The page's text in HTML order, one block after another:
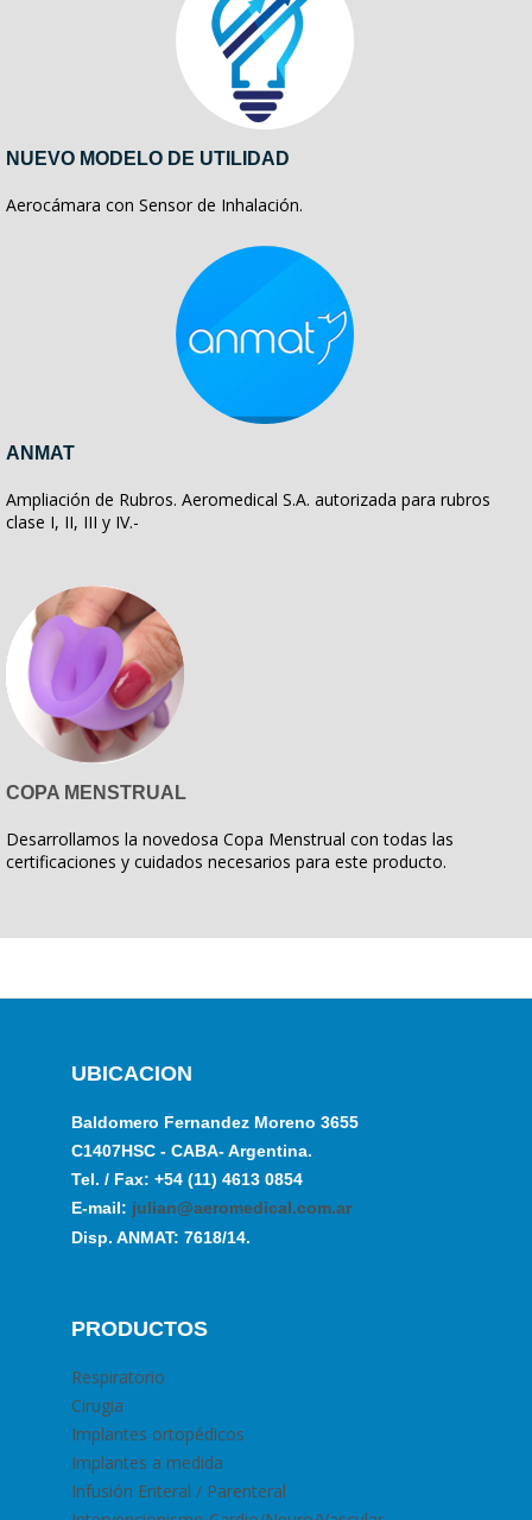
NUEVO MODELO DE UTILIDAD
Aerocámara con Sensor de Inhalación.
ANMAT
Ampliación de Rubros. Aeromedical S.A. autorizada para rubros
clase I, II, III y IV.-
COPA MENSTRUAL
Desarrollamos la novedosa Copa Menstrual con todas las
certificaciones y cuidados necesarios para este producto.
UBICACION
Baldomero Fernandez Moreno 3655
C1407HSC - CABA- Argentina.
Tel. / Fax: +54 (11) 4613 0854
E-mail: julian@aeromedical.com.ar
Disp. ANMAT: 7618/14.
PRODUCTOS
Respiratorio
Cirugia
Implantes ortopédicos
Implantes a medida
Infusión Enteral / Parenteral